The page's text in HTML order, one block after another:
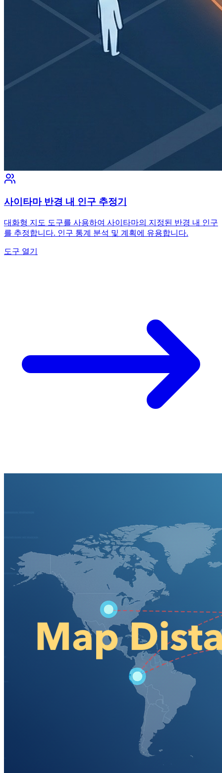
사이타마 반경 내 인구 추정기
대화형 지도 도구를 사용하여 사이타마의 지정된 반경 내 인구
를 추정합니다. 인구 통계 분석 및 계획에 유용합니다.
도구 열기